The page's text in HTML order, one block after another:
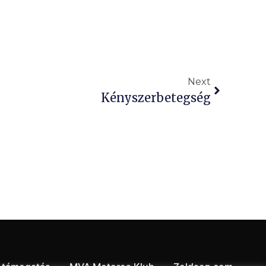
Next
Kényszerbetegség